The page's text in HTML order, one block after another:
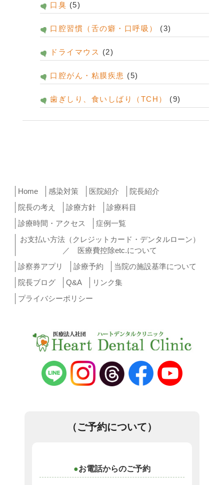
口臭 (5)
口腔習慣（舌の癖・口呼吸） (3)
ドライマウス (2)
口腔がん・粘膜疾患 (5)
歯ぎしり、食いしばり（TCH） (9)
Home 感染対策 医院紹介
院長紹介
院長の考え
診療方針
診療科目
診療時間・アクセス
症例一覧
お支払い方法（クレジットカード・デンタルローン）
／ 医療費控除etc.について
診察券アプリ
診療予約
当院の施設基準について
院長ブログ
Q&A
リンク集
プライバシーポリシー
（ご予約について）
お電話からのご予約